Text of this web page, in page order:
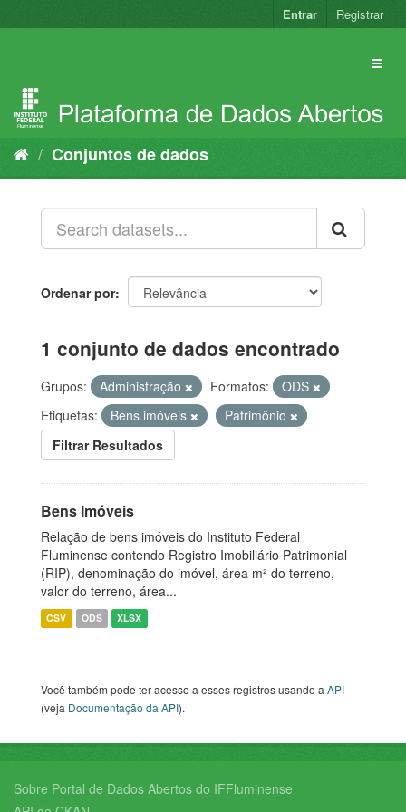
para
Entrar Registrar
Conjuntos de dados
Ordenar por
1 conjunto de dados encontrado
Grupos: Administração Formatos:
ODS
Etiquetas:
Bens imóveis
Patrimônio
Filtrar Resultados
Bens Imóveis
Relação de bens imóveis do Instituto Federal
Fluminense contendo Registro Imobiliário Patrimonial
(RIP), denominação do imóvel, área m² do terreno,
valor do terreno, área...
CSV ODS XLSX
Você também pode ter acesso a esses registros usando aAPI
(veja Documentação da API).
Sobre Portal de Dados Abertos do IFFluminense